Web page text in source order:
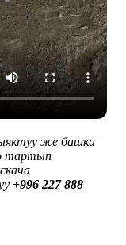
же башка
тартып
+996 227 888